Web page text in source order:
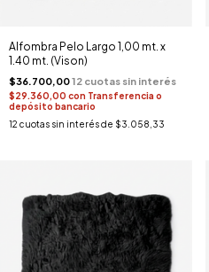
Alfombra Pelo Largo 1,00 mt. x
1.40 mt. (Vison)
$36.700,00
$29.360,00 con Transferencia o
depósito bancario
12 cuotas sin interés de $3.058,33